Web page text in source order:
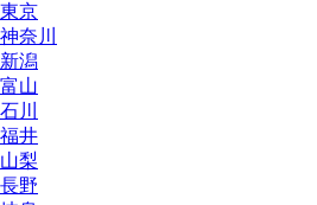
東京
神奈川
新潟
富山
石川
福井
山梨
長野